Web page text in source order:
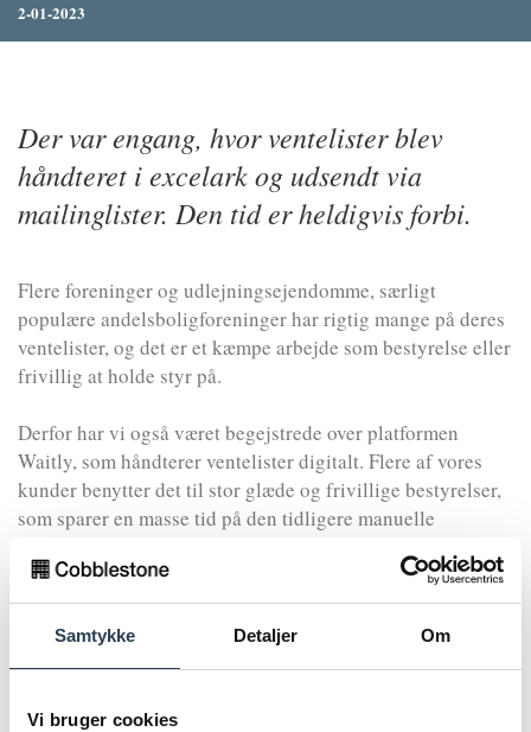
Samtykke Detaljer Om
Vi bruger cookies
ENGLISH
2-01-2023
Der var engang, hvor ventelister blev
håndteret i excelark og udsendt via
mailinglister. Den tid er heldigvis forbi.
Flere foreninger og udlejningsejendomme, særligt
populære andelsboligforeninger har rigtig mange på deres
ventelister, og det er et kæmpe arbejde som bestyrelse eller
frivillig at holde styr på.
Derfor har vi også været begejstrede over platformen
Waitly, som håndterer ventelister digitalt. Flere af vores
kunder benytter det til stor glæde og frivillige bestyrelser,
som sparer en masse tid på den tidligere manuelle
Waitlykan være med til at fjerne tunge administrative
opgaver i forbindelse med den daglige drift. Platformen